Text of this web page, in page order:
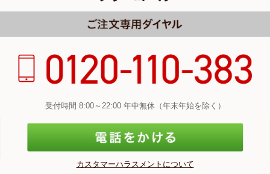
受付時間 8:00～22:00 年中無休（年末年始を除く）
カスタマーハラスメントについて